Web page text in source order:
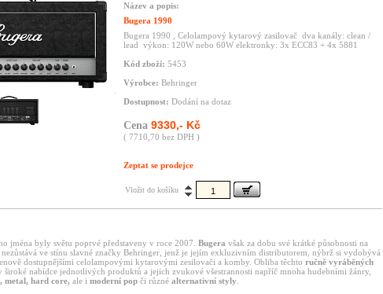
Název a popis:
Bugera 1990
Bugera 1990 , Celolampový kytarový zasilovač dva kanály: clean /
lead výkon: 120W nebo 60W elektronky: 3x ECC83 + 4x 5881
Kód zboží: 5453
Výrobce: Behringer
Dostupnost: Dodání na dotaz
Cena 9330,- Kč
( 7710,70 bez DPH )
Zeptat se prodejce
Vložit do košíku
jména byly světu poprvé představeny v roce 2007. Bugera však za dobu své krátké působnosti na
ve stínu slavné značky Behringer, jenž je jejím exkluzivním distributorem, nýbrž si vydobývá
dostupnějšími celolampovými kytarovými zesilovači a komby. Obliba těchto ručně vyráběných
široké nabídce jednotlivých produktů a jejich zvukové všestrannosti napříč mnoha hudebními žánry,
metal, hard core, ale i moderní pop či různé alternativní styly